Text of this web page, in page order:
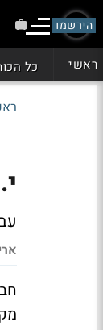
הירשמו
ראשי כל